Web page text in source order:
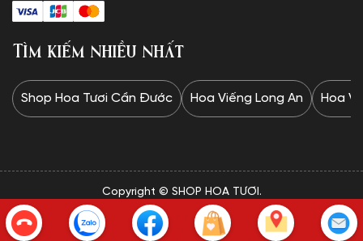
Tìm kiếm nhiều nhất
Shop Hoa Tươi Cần Đước Hoa Viếng Long An Hoa
Copyright © SHOP HOA TƯƠI.
✦Website được thiết kế và vận hành bởi Minh Trí: 0328 732
834✦